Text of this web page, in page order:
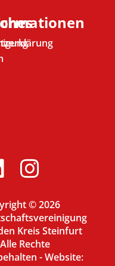
© 2026
Kreis Steinfurt
Rechte
-Website: